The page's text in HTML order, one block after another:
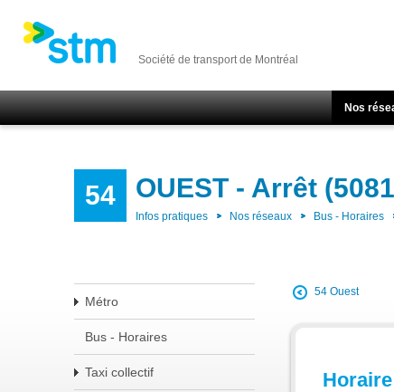
Société de transport de Montréal
Nos
54 OUEST - Arrêt
Infos pratiques Nos réseaux Bus - Horaires
Métro
Bus - Horaires
Taxi collectif
54 Ouest